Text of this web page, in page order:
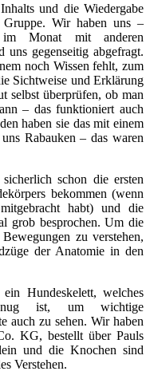
und die Wiedergabe
Wir haben uns –
Monat mit anderen
uns gegenseitig abgefragt.
noch Wissen fehlt, zum
Sichtweise und Erklärung
selbst überprüfen, ob man
– das funktioniert auch
haben sie das mit einem
Rabauken – das waren
schon die ersten
bekommen (wenn
habt) und die
grob besprochen. Um die
zu verstehen,
der Anatomie in den
Hundeskelett, welches
ist, um wichtige
auch zu sehen. Wir haben
KG, bestellt über Pauls
und die Knochen sind
Verstehen.